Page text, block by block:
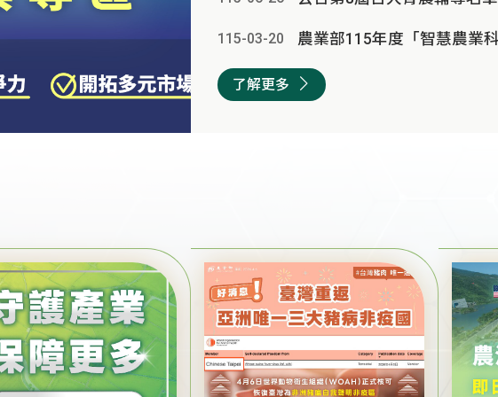
115-03-20
了解更多